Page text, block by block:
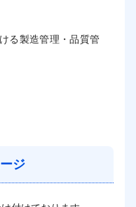
る製造管理・品質管
ジ